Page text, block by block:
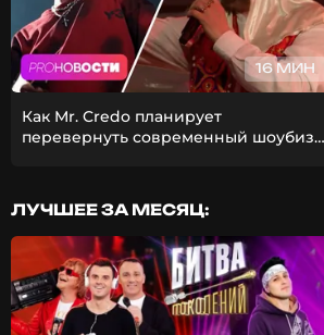
16 МИН
Как Mr. Credo планирует
перевернуть современный шоубиз?
ЛУЧШЕЕ ЗА МЕСЯЦ: